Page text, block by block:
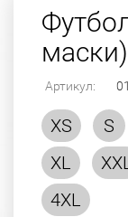
маски)
Артикул:
XS S
XL
4XL